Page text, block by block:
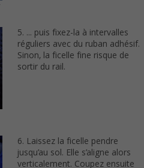
5. ... puis fixez-la à intervalles
réguliers avec du ruban adhésif.
Sinon, la ficelle fine risque de
sortir du rail.
6. Laissez la ficelle pendre
jusqu’au sol. Elle s’aligne alors
verticalement. Coupez ensuite